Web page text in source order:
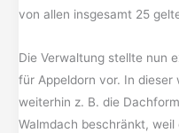
von allen insgesamt 25
Die Verwaltung stellte nun
für Appeldorn vor. In dieser
weiterhin z. B. die
Walmdach beschränkt,